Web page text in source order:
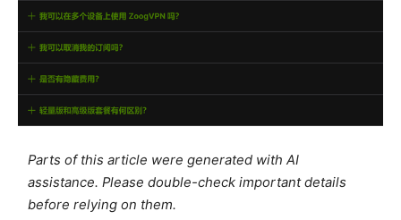
Parts of this article were generated with AI
assistance. Please double-check important details
before relying on them.